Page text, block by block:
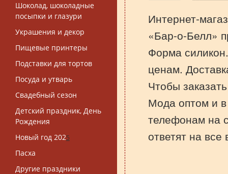
Шоколад, шоколадные
посыпки и глазури
Украшения и декор
Пищевые принтеры
Подставки для тортов
Посуда и утварь
Свадебный сезон
Детский праздник, День
Рождения
Новый год 2025
Пасха
Другие праздники
Интернет-
«Бар-о-Белл»
Форма
ценам.
Чтобы
Мода оптом и в
телефонам на
ответят на все